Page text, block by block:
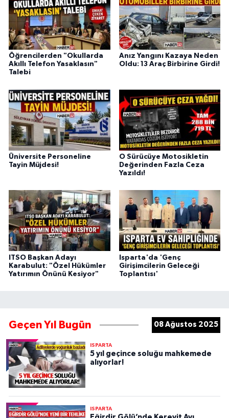
Öğrencilerden "Okullarda
Akıllı Telefon Yasaklasın"
Talebi
Anız Yangını Kazaya Neden
Oldu: 13 Araç Birbirine Girdi!
Üniversite Personeline
Tayin Müjdesi!
O Sürücüye Motosikletin
Değerinden Fazla Ceza
Yazıldı!
ITSO Başkan Adayı
Karabulut: "Özel Hükümler
Yatırımın Önünü Kesiyor"
Isparta'da 'Genç
Girişimcilerin Geleceği
Toplantısı'
Geçen Yıl Bugün 08 Ağustos 2025
ISPARTA
5 yıl geçince soluğu mahkemede
alıyorlar!
ISPARTA